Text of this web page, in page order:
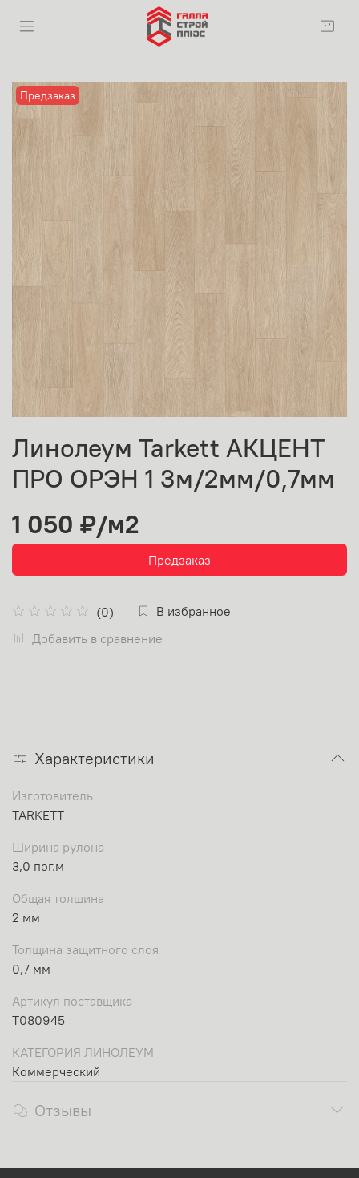
Предзаказ
Линолеум Tarkett АКЦЕНТ
ПРО ОРЭН 1 3м/2мм/0,7мм
(0)
В избранное
Добавить в сравнение
1 050 ₽/м2
Предзаказ
Характеристики
Изготовитель
TARKETT
Ширина рулона
3,0 пог.м
Общая толщина
2 мм
Толщина защитного слоя
0,7 мм
Артикул поставщика
Т080945
КАТЕГОРИЯ ЛИНОЛЕУМ
Коммерческий
Отзывы